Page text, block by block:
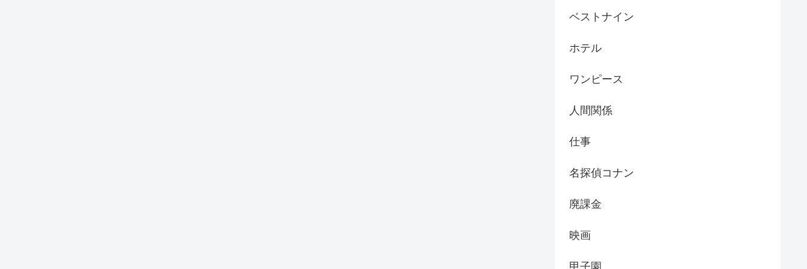
ベストナイン
ホテル
ワンピース
人間関係
仕事
名探偵コナン
廃課金
映画
甲子園